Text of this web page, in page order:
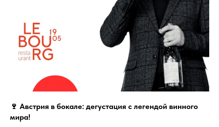
🍷 Австрия в бокале: дегустация с легендой винного
мира!